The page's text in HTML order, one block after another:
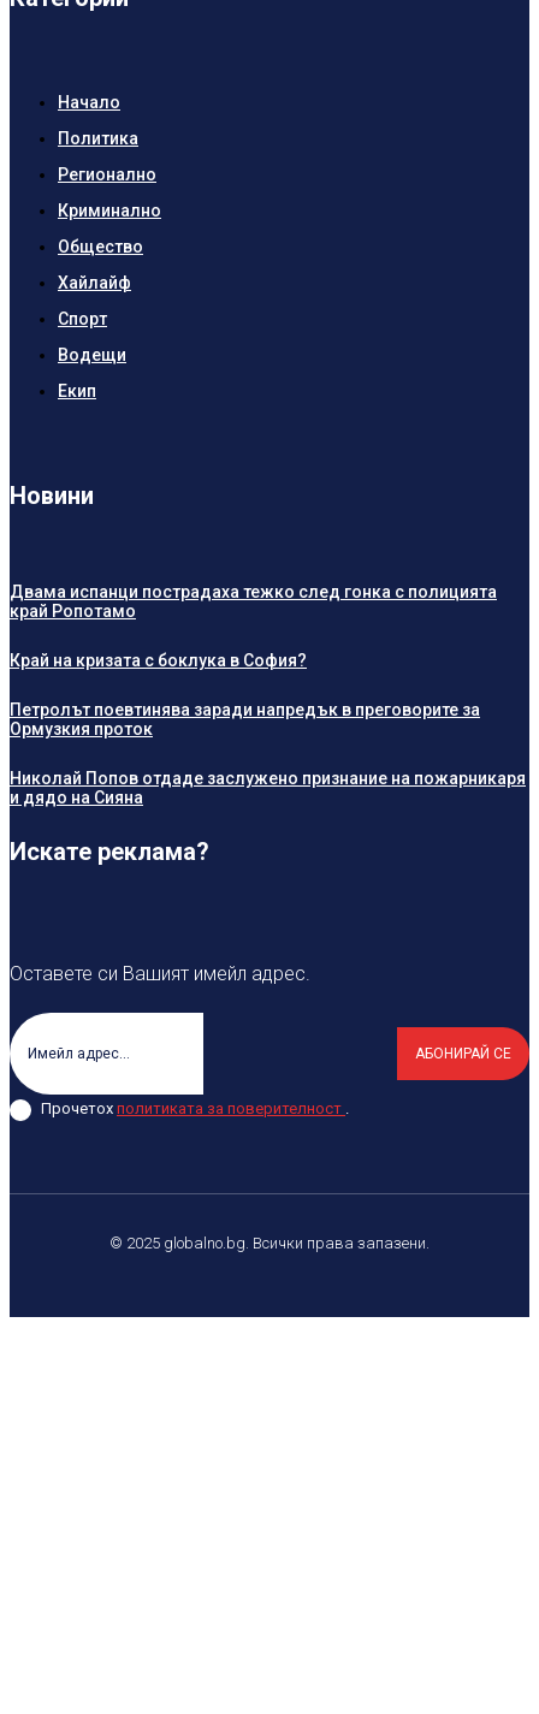
Начало
Политика
Регионално
Криминално
Общество
Хайлайф
Спорт
Водещи
Екип
Новини
Двама испанци пострадаха тежко след гонка с полицията
край Ропотамо
Край на кризата с боклука в София?
Петролът поевтинява заради напредък в преговорите за
Ормузкия проток
Николай Попов отдаде заслужено признание на пожарникаря
и дядо на Сияна
Искате реклама?
Оставете си Вашият имейл адрес.
АБОНИРАЙ СЕ
Прочетох политиката за поверителност .
© 2025 globalno.bg. Всички права запазени.